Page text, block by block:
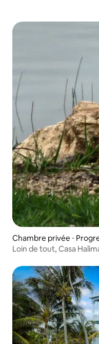
Chambre privée ⋅
Loin de tout, Casa